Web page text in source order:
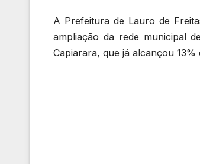
A Prefeitura de Lauro de
ampliação da rede municipal
Capiarara, que já alcançou 13%